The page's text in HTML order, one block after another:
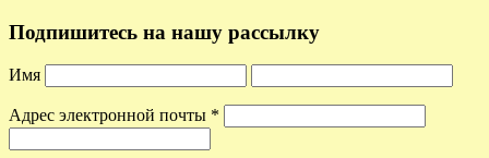
Подпишитесь на нашу рассылку
Имя
Адрес электронной почты *